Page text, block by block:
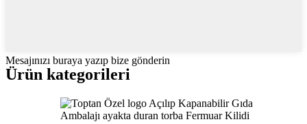
Mesajınızı buraya yazıp bize gönderin
Ürün kategorileri